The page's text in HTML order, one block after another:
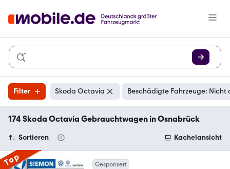
Filter Skoda Octavia Beschädigte Fahrzeuge: Nicht
174 Skoda Octavia Gebrauchtwagen in Osnabrück
Sortieren Kachelansicht
Top Gesponsert